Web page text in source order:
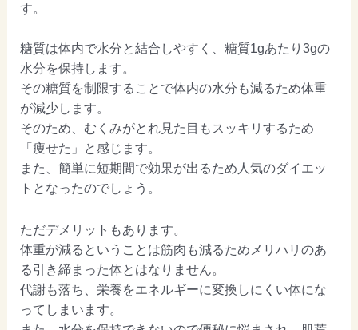
す。
糖質は体内で水分と結合しやすく、糖質1gあたり3gの
水分を保持します。
その糖質を制限することで体内の水分も減るため体重
が減少します。
そのため、むくみがとれ見た目もスッキリするため
「痩せた」と感じます。
また、簡単に短期間で効果が出るため人気のダイエッ
トとなったのでしょう。
ただデメリットもあります。
体重が減るということは筋肉も減るためメリハリのあ
る引き締まった体とはなりません。
代謝も落ち、栄養をエネルギーに変換しにくい体にな
ってしまいます。